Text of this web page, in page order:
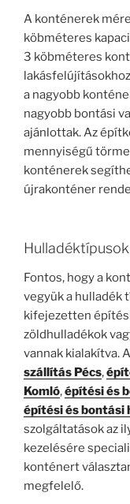
A konténerek
köbméteres
3 köbméteres
a nagyobb
nagyobb bontási
ajánlottak. Az
mennyiségű
konténerek
újrakonténer
Hulladéktípusok
Fontos, hogy a
vegyük a hulladék
kifejezetten
zöldhulladékok
vannak kialakítva.
szállítás Pécs,
Komló,építési és
építési és bontási
szolgáltatások az
kezelésére
konténert
megfelelő.